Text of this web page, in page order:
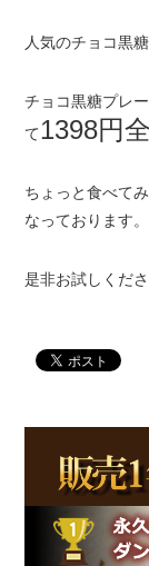
人気のチョコ黒
チョコ黒糖プレ
て1398円
ちょっと食べて
なっております。
是非お試しくださ